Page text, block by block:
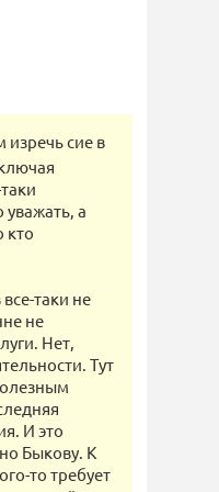
изречь сие в
уважать, а
кто
таки не
не
Нет,
Тут
И это
Быкову. К
то требует